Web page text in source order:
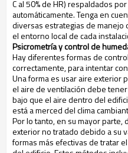
C al 50% de HR) respaldados
automáticamente. Tenga en
diversas estrategias de manejo
el entorno local de cada
Psicrometría y control de
Hay diferentes formas de
correctamente, para intentar
Una forma es usar aire exterior
el aire de ventilación debe
bajo que el aire dentro del
está a merced del clima
Por lo tanto, en su mayor
exterior no tratado debido a su
formas más efectivas de tratar